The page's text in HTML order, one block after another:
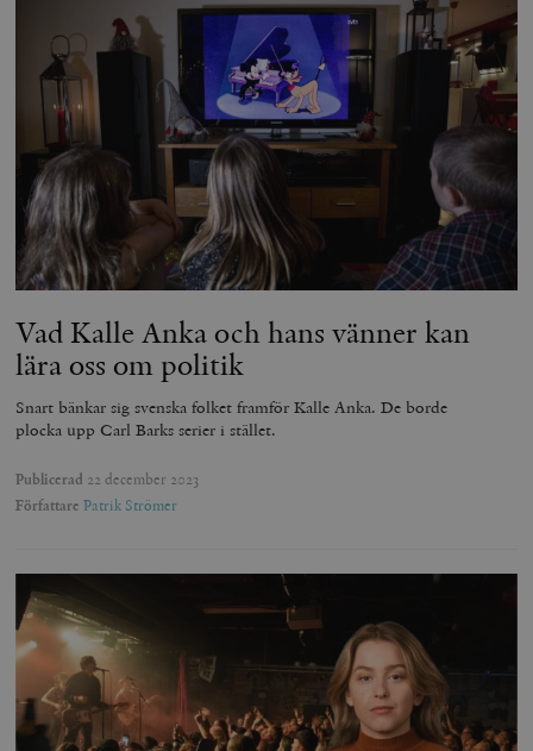
Vad Kalle Anka och hans vänner kan
lära oss om politik
Snart bänkar sig svenska folket framför Kalle Anka. De borde
plocka upp Carl Barks serier i stället.
Publicerad 22 december 2023
Författare Patrik Strömer